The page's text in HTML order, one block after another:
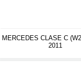
MERCEDES CLASE C
2011